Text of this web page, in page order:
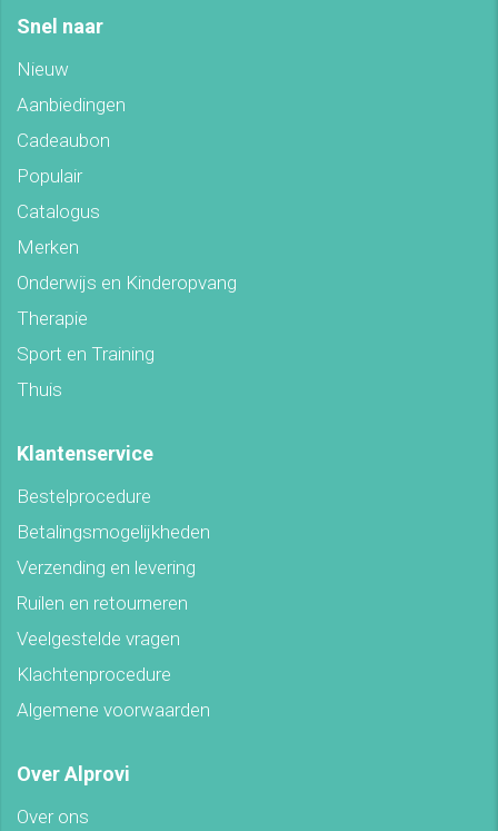
Snel naar
Nieuw
Aanbiedingen
Cadeaubon
Populair
Catalogus
Merken
Onderwijs en Kinderopvang
Therapie
Sport en Training
Thuis
Klantenservice
Bestelprocedure
Betalingsmogelijkheden
Verzending en levering
Ruilen en retourneren
Veelgestelde vragen
Klachtenprocedure
Algemene voorwaarden
Over Alprovi
Over ons